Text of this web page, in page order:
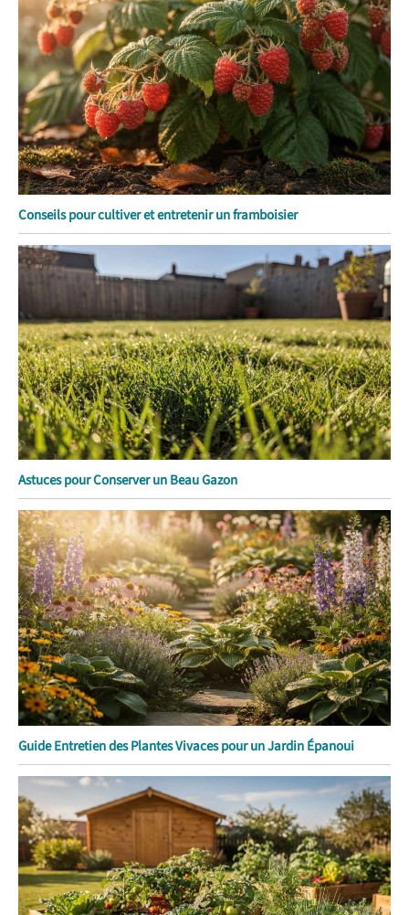
Conseils pour cultiver et entretenir un framboisier
Astuces pour Conserver un Beau Gazon
Guide Entretien des Plantes Vivaces pour un Jardin Épanoui